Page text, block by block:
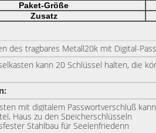
Paket-Größe
Zusatz
des tragbares Metall20k mit Digital-
kann 20 Schlüssel halten, die
mit digitalem Passwortverschluß
Haus zu den Speicherschlüsseln
Stahlbau für Seelenfriedenn